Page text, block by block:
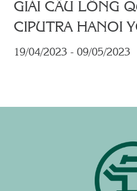
GIẢI CẦU LÔNG
CIPUTRA HANOI
VIETNAM
19/04/2023 - 09/05/2023